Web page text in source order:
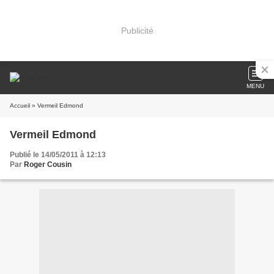
Publicité
MENU
Accueil » Vermeil Edmond
Vermeil Edmond
Publié le 14/05/2011 à 12:13
Par Roger Cousin